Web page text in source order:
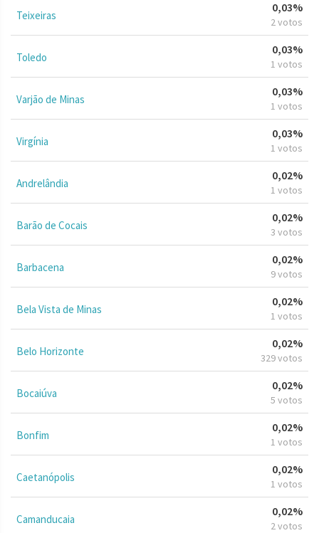
Teixeiras
0,03%
2 votos
Toledo
0,03%
1 votos
Varjão de Minas
0,03%
1 votos
Virgínia
0,03%
1 votos
Andrelândia
0,02%
1 votos
Barão de Cocais
0,02%
3 votos
Barbacena
0,02%
9 votos
Bela Vista de Minas
0,02%
1 votos
Belo Horizonte
0,02%
329 votos
Bocaiúva
0,02%
5 votos
Bonfim
0,02%
1 votos
Caetanópolis
0,02%
1 votos
Camanducaia
0,02%
2 votos